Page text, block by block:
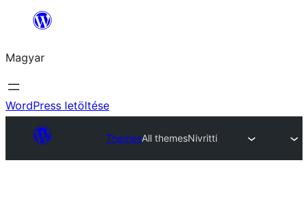
Ugrás
tartalomhoz
Magyar
WordPress letöltése
ThemesAll themesNivritti